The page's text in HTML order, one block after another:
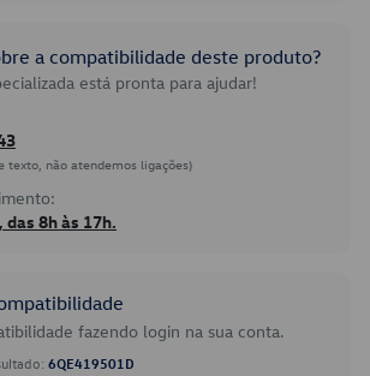
a compatibilidade deste produto?
está pronta para ajudar!
texto, não atendemos ligações)
8h às 17h.
fazendo login na sua conta.
6QE419501D